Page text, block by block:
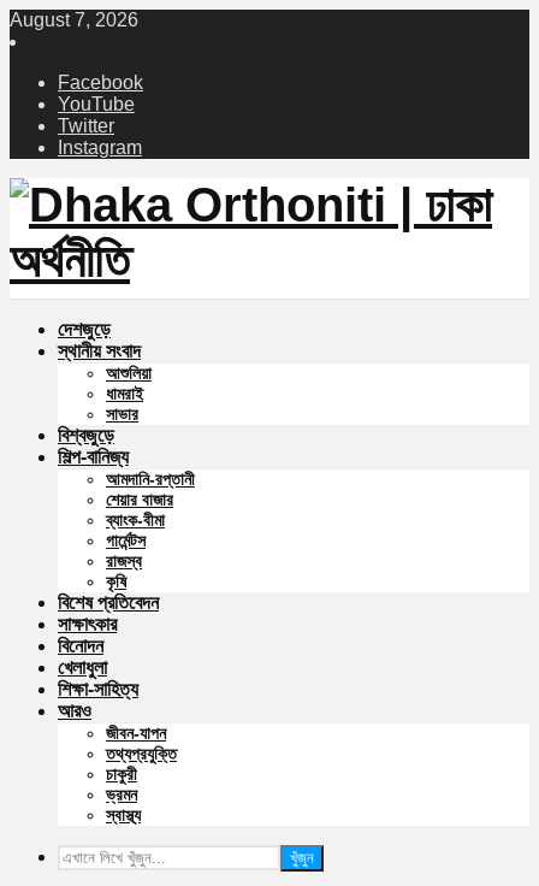
August 7, 2026
Facebook
YouTube
Twitter
Instagram
দেশজুড়ে
স্থানীয় সংবাদ
আশুলিয়া
ধামরাই
সাভার
বিশ্বজুড়ে
শিল্প-বানিজ্য
আমদানি-রপ্তানী
শেয়ার বাজার
ব্যাংক-বীমা
গার্মেন্টস
রাজস্ব
কৃষি
বিশেষ প্রতিবেদন
সাক্ষাৎকার
বিনোদন
খেলাধুলা
শিক্ষা-সাহিত্য
আরও
জীবন-যাপন
তথ্যপ্রযুক্তি
চাকুরী
ভ্রমন
স্বাস্থ্য
খুঁজুন